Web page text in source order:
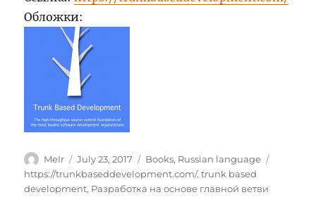
Обложки:
Author
MeIr
Posted
on
July 23, 2017 Categories
Books, Russian language
https://trunkbaseddevelopment.com/,trunk based
development, Разработка на основе главной ветви